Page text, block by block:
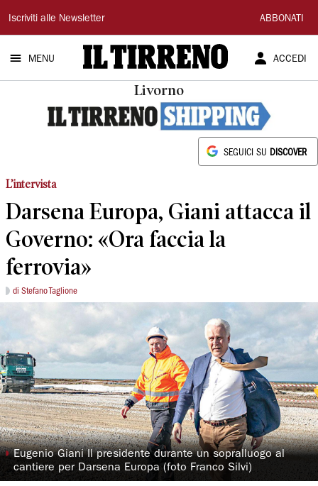
Il
Tirreno
Iscriviti alle Newsletter ABBONATI
MENU ACCEDI
Livorno
SEGUICI SU DISCOVER
L’intervista
Darsena Europa, Giani attacca il
Governo: «Ora faccia la
ferrovia»
di Stefano Taglione
◗Eugenio Giani Il presidente durante un sopralluogo al
cantiere per Darsena Europa (foto Franco Silvi)